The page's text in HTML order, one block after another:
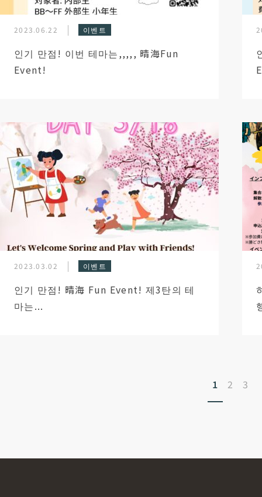
2023.06.22 이벤트
인기 만점! 이번 테마는,,,,, 晴海Fun
Event!
2023.03.02 이벤트
인기 만점! 晴海 Fun Event! 제3탄의 테
마는...
1 2 3